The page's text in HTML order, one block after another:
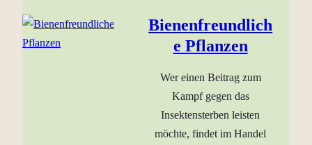
Bienenfreundlich
e Pflanzen
Wer einen Beitrag zum
Kampf gegen das
Insektensterben leisten
möchte, findet im Handel